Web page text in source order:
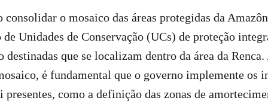
consolidar o mosaico das áreas protegidas da
de Unidades de Conservação (UCs) de proteção
destinadas que se localizam dentro da área da
é fundamental que o governo implemente os
presentes, como a definição das zonas de